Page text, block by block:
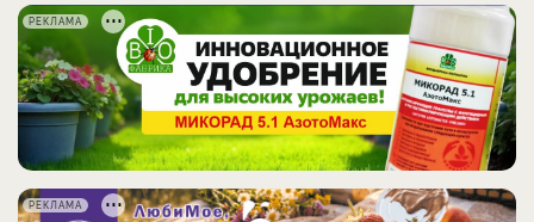
РЕКЛАМА
РЕКЛАМА